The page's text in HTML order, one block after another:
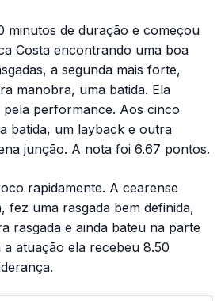
minutos de duração e começou
Costa encontrando uma boa
a segunda mais forte,
manobra, uma batida. Ela
performance. Aos cinco
batida, um layback e outra
junção. A nota foi 6.67 pontos.
rapidamente. A cearense
fez uma rasgada bem definida,
rasgada e ainda bateu na parte
atuação ela recebeu 8.50